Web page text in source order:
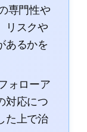
専門性や
リスクや
あるかを
ォローア
対応につ
た上で治